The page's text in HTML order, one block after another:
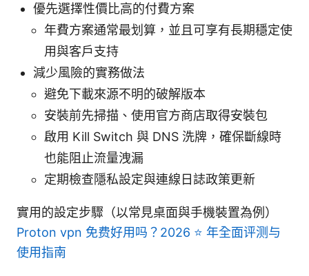
優先選擇性價比高的付費方案
年費方案通常最划算，並且可享有長期穩定使
用與客戶支持
減少風險的實務做法
避免下載來源不明的破解版本
安裝前先掃描、使用官方商店取得安裝包
啟用 Kill Switch 與 DNS 洗牌，確保斷線時
也能阻止流量洩漏
定期檢查隱私設定與連線日誌政策更新
實用的設定步驟（以常見桌面與手機裝置為例）
Proton vpn 免费好用吗？2026 ⭐ 年全面评测与
使用指南